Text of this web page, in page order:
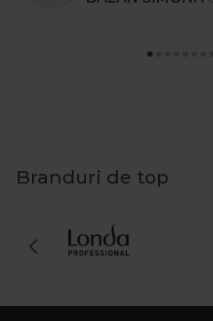
Branduri de top